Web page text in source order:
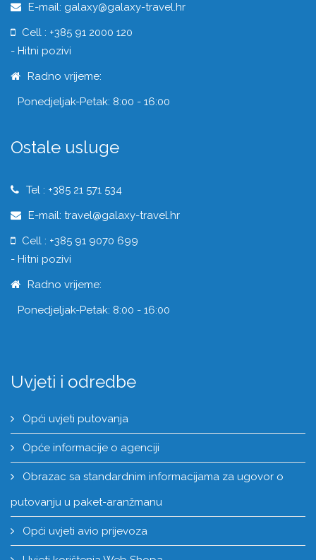
E-mail: galaxy@galaxy-travel.hr
Cell : +385 91 2000 120
- Hitni pozivi
Radno vrijeme:
Ponedjeljak-Petak: 8:00 - 16:00
Ostale usluge
Tel : +385 21 571 534
E-mail: travel@galaxy-travel.hr
Cell : +385 91 9070 699
- Hitni pozivi
Radno vrijeme:
Ponedjeljak-Petak: 8:00 - 16:00
Uvjeti i odredbe
Opći uvjeti putovanja
Opće informacije o agenciji
Obrazac sa standardnim informacijama za ugovor o
putovanju u paket-aranžmanu
Opći uvjeti avio prijevoza